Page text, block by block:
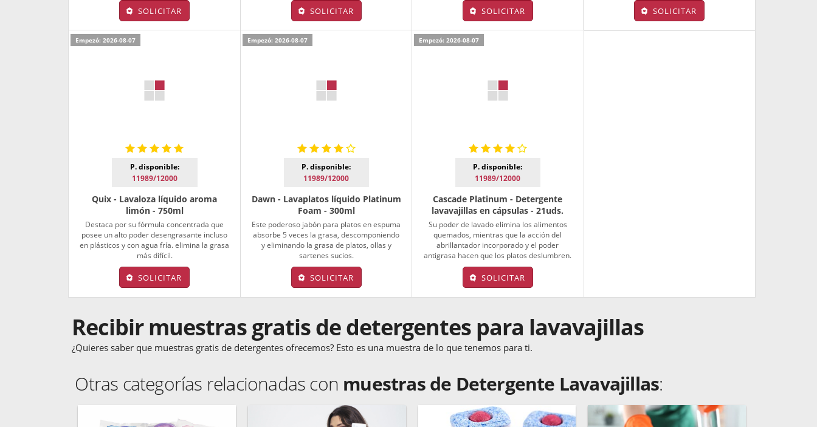
SOLICITAR SOLICITAR SOLICITAR SOLICITAR
Empezó: 2026-08-07
P. disponible:
11989/12000
Quix - Lavaloza líquido aroma
limón - 750ml
Destaca por su fórmula concentrada que
posee un alto poder desengrasante incluso
en plásticos y con agua fría. elimina la grasa
más difícil.
SOLICITAR
Empezó: 2026-08-07
P. disponible:
11989/12000
Dawn - Lavaplatos líquido Platinum
Foam - 300ml
Este poderoso jabón para platos en espuma
absorbe 5 veces la grasa, descomponiendo
y eliminando la grasa de platos, ollas y
sartenes sucios.
SOLICITAR
Empezó: 2026-08-07
P. disponible:
11989/12000
Cascade Platinum - Detergente
lavavajillas en cápsulas - 21uds.
Su poder de lavado elimina los alimentos
quemados, mientras que la acción del
abrillantador incorporado y el poder
antigrasa hacen que los platos deslumbren.
SOLICITAR
Recibir muestras gratis de detergentes para lavavajillas
¿Quieres saber que muestras gratis de detergentes ofrecemos? Esto es una muestra de lo que tenemos para ti.
Otras categorías relacionadas con muestras de Detergente Lavavajillas: